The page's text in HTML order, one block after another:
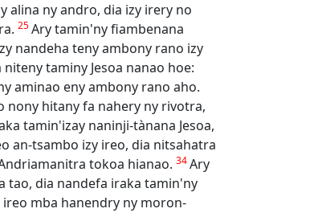
alina ny andro, dia izy irery no
25Ary tamin'ny fiambenana
nandeha teny ambony rano izy
taminy Jesoa nanao hoe:
aminao eny ambony rano aho.
nony hitany fa nahery ny rivotra,
tamin'izay naninji-tànana Jesoa,
an-tsambo izy ireo, dia nitsahatra
tokoa hianao. 34Ary
tao, dia nandefa iraka tamin'ny
mba hanendry ny moron-